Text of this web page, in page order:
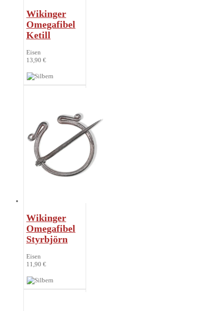
Wikinger
Omegafibel
Ketill
Eisen
13,90 €
Wikinger
Omegafibel
Styrbjörn
Eisen
11,90 €